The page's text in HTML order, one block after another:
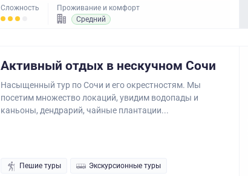
Сложность
Проживание и комфорт
Средний
Активный отдых в нескучном Сочи
Насыщенный тур по Сочи и его окрестностям. Мы
посетим множество локаций, увидим водопады и
каньоны, дендрарий, чайные плантации...
Пешие туры Экскурсионные туры